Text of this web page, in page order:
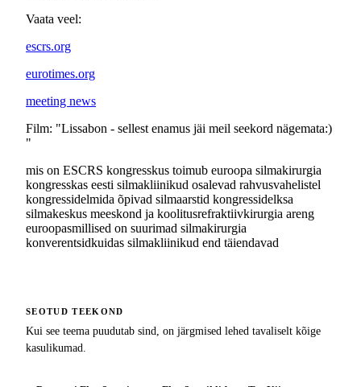
Vaata veel:
escrs.org
eurotimes.org
meeting news
Film: "Lissabon - sellest enamus jäi meil seekord nägemata:)
"
mis on ESCRS kongresskus toimub euroopa silmakirurgia
kongresskas eesti silmakliinikud osalevad rahvusvahelistel
kongressidelmida õpivad silmaarstid kongressidelksa
silmakeskus meeskond ja koolitusrefraktiivkirurgia areng
euroopasmillised on suurimad silmakirurgia
konverentsidkuidas silmakliinikud end täiendavad
SEOTUD TEEKOND
Kui see teema puudutab sind, on järgmised lehed tavaliselt kõige
kasulikumad.